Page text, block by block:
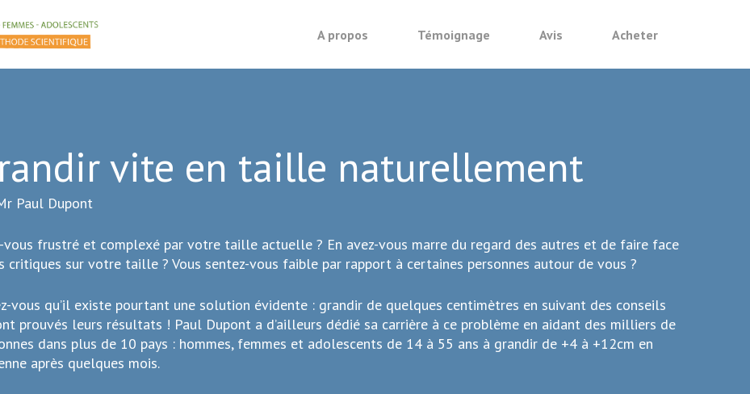
A propos
Témoignage Avis Acheter
vite en taille naturellement
Paul Dupont
vous frustré et complexé par votre taille actuelle ? En avez-vous marre du regard des autres et de faire face
critiques sur votre taille ? Vous sentez-vous faible par rapport à certaines personnes autour de vous ?
vous qu’il existe pourtant une solution évidente : grandir de quelques centimètres en suivant des conseils
prouvés leurs résultats ! Paul Dupont a d’ailleurs dédié sa carrière à ce problème en aidant des milliers de
dans plus de 10 pays : hommes, femmes et adolescents de 14 à 55 ans à grandir de +4 à +12cm en
après quelques mois.